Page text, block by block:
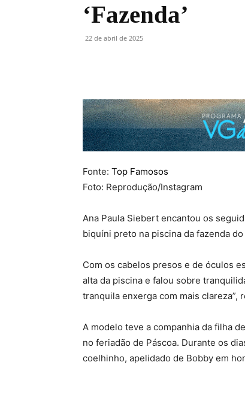
‘Fazenda’
22 de abril de 2025
Fonte: Top Famosos
Foto: Reprodução/Instagram
Ana Paula Siebert encantou os
biquíni preto na piscina da fazenda
Com os cabelos presos e de óculos
alta da piscina e falou sobre
tranquila enxerga com mais clareza”,
A modelo teve a companhia da filha
no feriadão de Páscoa. Durante os
coelhinho, apelidado de Bobby em